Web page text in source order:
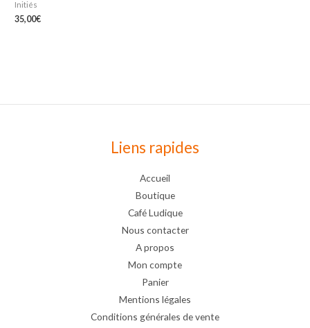
Initiés
35,00€
Liens rapides
Accueil
Boutique
Café Ludique
Nous contacter
A propos
Mon compte
Panier
Mentions légales
Conditions générales de vente